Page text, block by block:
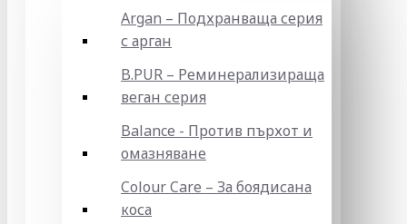
Argan – Подхранваща серия
с арган
B.PUR – Реминерализираща
веган серия
Balance - Против пърхот и
омазняване
Colour Care – За боядисана
коса